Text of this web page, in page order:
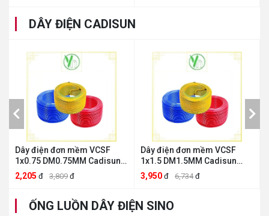
DÂY ĐIỆN CADISUN
Dây điện đơn mềm VCSF
1x0.75 DM0.75MM Cadisun
DM0.75MM
2,205 đ 3,809 đ
Dây điện đơn mềm VCSF
1x1.5 DM1.5MM Cadisun
DM1.5MM
3,950 đ 6,734 đ
ỐNG LUỒN DÂY ĐIỆN SINO